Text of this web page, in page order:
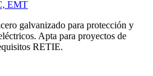
EMT
galvanizado para protección y
Apta para proyectos de
RETIE.